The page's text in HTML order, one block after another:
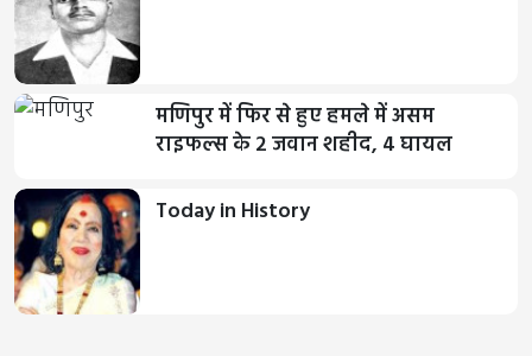
मणिपुर में फिर से हुए हमले में असम
राइफल्स के 2 जवान शहीद, 4 घायल
Today in History